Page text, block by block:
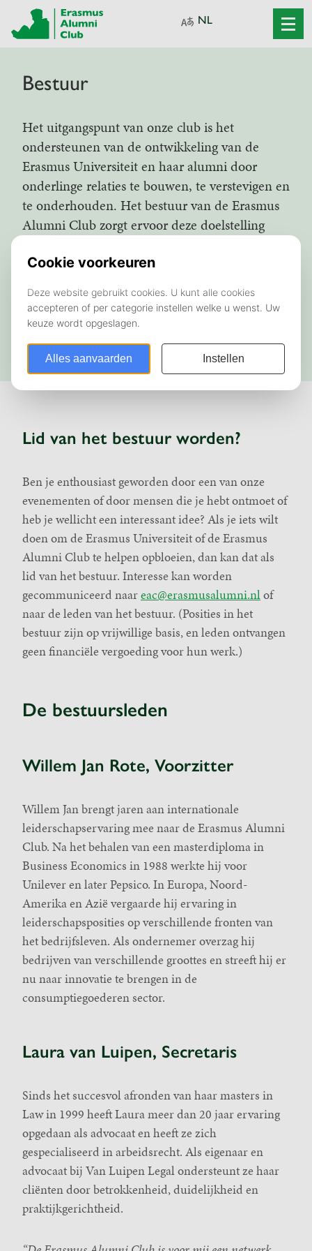
Bestuur
Het uitgangspunt van onze club is het
ondersteunen van de ontwikkeling van de
Erasmus Universiteit en haar alumni door
onderlinge relaties te bouwen, te verstevigen en
te onderhouden. Het bestuur van de Erasmus
Alumni Club zorgt ervoor deze doelstelling
Bestuursleden vergaderen eens in de twee
overzien. Een aantal bestuursleden nemen deel
aan het dagelijks bestuur, dat de uitvoering van
de doelstelling in het oog houdt.
Lid van het bestuur worden?
Ben je enthousiast geworden door een van onze
evenementen of door mensen die je hebt ontmoet of
heb je wellicht een interessant idee? Als je iets wilt
doen om de Erasmus Universiteit of de Erasmus
Alumni Club te helpen opbloeien, dan kan dat als
lid van het bestuur. Interesse kan worden
gecommuniceerd naareac@erasmusalumni.nlof
naar de leden van het bestuur. (Posities in het
bestuur zijn op vrijwillige basis, en leden ontvangen
geen financiële vergoeding voor hun werk.)
De bestuursleden
Willem Jan Rote, Voorzitter
Willem Jan brengt jaren aan internationale
leiderschapservaring mee naar de Erasmus Alumni
Club. Na het behalen van een masterdiploma in
Business Economics in 1988 werkte hij voor
Unilever en later Pepsico. In Europa, Noord-
Amerika en Azië vergaarde hij ervaring in
leiderschapsposities op verschillende fronten van
het bedrijfsleven. Als ondernemer overzag hij
bedrijven van verschillende groottes en streeft hij er
nu naar innovatie te brengen in de
consumptiegoederen sector.
Laura van Luipen, Secretaris
Sinds het succesvol afronden van haar masters in
Law in 1999 heeft Laura meer dan 20 jaar ervaring
opgedaan als advocaat en heeft ze zich
gespecialiseerd in arbeidsrecht. Als eigenaar en
advocaat bij Van Luipen Legal ondersteunt ze haar
cliënten door betrokkenheid, duidelijkheid en
praktijkgerichtheid.